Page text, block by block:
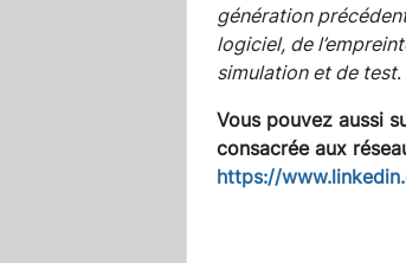
génération
logiciel, de
simulation et de test.
Vous pouvez aussi
consacrée aux
https://